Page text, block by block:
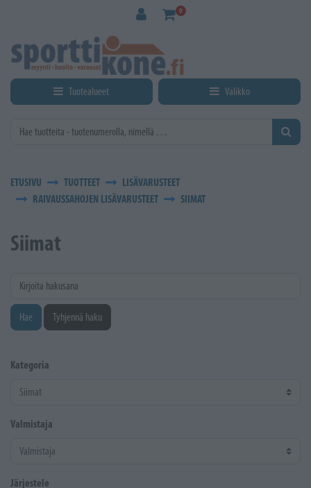
0
Tuotealueet Valikko
ETUSIVU TUOTTEET
LISÄVARUSTEET
RAIVAUSSAHOJEN LISÄVARUSTEET
SIIMAT
Siimat
Kirjoita hakusana
Hae Tyhjennä haku
Kategoria
Valmistaja
Järjestele